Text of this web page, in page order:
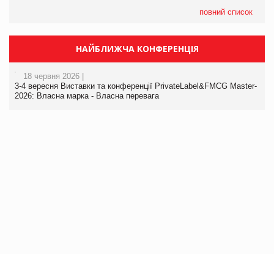
повний список
НАЙБЛИЖЧА КОНФЕРЕНЦІЯ
18 червня 2026 |
3-4 вересня Виставки та конференції PrivateLabel&FMCG Master-
2026: Власна марка - Власна перевага